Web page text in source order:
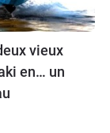
vieux
en… un